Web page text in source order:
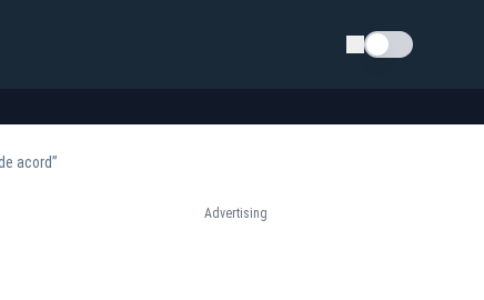
Schimba tema
acord”
Advertising